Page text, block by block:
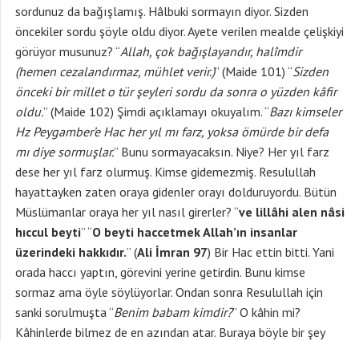
sordunuz da bağışlamış. Hâlbuki sormayın diyor. Sizden
öncekiler sordu şöyle oldu diyor. Ayete verilen mealde çelişkiyi
görüyor musunuz? “Allah, çok bağışlayandır, halîmdir
(hemen cezalandırmaz, mühlet verir.)” (Maide 101) “Sizden
önceki bir millet o tür şeyleri sordu da sonra o yüzden kâfir
oldu.” (Maide 102) Şimdi açıklamayı okuyalım. “Bazı kimseler
Hz Peygamber’e Hac her yıl mı farz, yoksa ömürde bir defa
mı diye sormuşlar.” Bunu sormayacaksın. Niye? Her yıl farz
dese her yıl farz olurmuş. Kimse gidemezmiş. Resulullah
hayattayken zaten oraya gidenler orayı dolduruyordu. Bütün
Müslümanlar oraya her yıl nasıl girerler? “ve lillâhi alen nâsi
hıccul beyti” “O beyti haccetmek Allah’ın insanlar
üzerindeki hakkıdır.” (Ali İmran 97) Bir Hac ettin bitti. Yani
orada haccı yaptın, görevini yerine getirdin. Bunu kimse
sormaz ama öyle söylüyorlar. Ondan sonra Resulullah için
sanki sorulmuşta “Benim babam kimdir?” O kâhin mi?
Kâhinlerde bilmez de en azından atar. Buraya böyle bir şey